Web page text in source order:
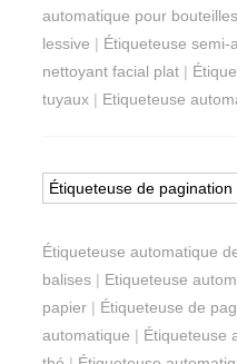
automatique pour
lessive | Étiqueteuse semi-
nettoyant facial plat |
tuyaux | Etiqueteuse
Étiqueteuse de
Étiqueteuse automatique
balises | Etiqueteuse
papier | Étiqueteuse de
automatique | Étiqueteuse